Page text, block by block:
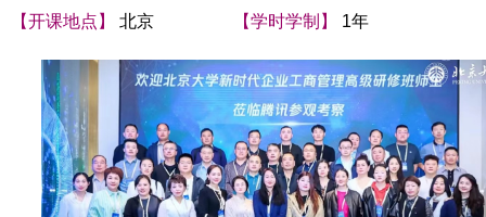
【开课地点】
北京 【学时学制】 1年